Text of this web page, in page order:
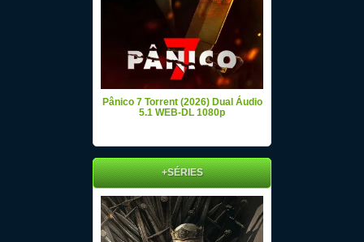
Pânico 7 Torrent (2026) Dual Áudio
5.1 WEB-DL 1080p
+SÉRIES